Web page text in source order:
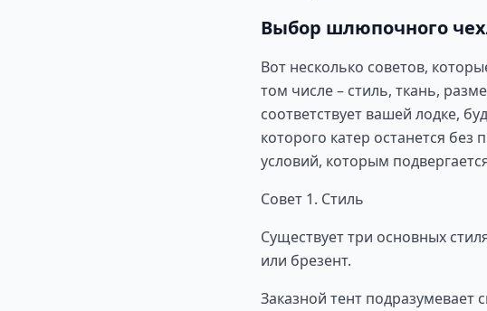
Выбор шлюпочного
Вот несколько советов,
том числе – стиль, ткань,
соответствует вашей лодке,
которого катер останется
условий, которым
Совет 1. Стиль
Существует три основных
или брезент.
Заказной тент подразумевает